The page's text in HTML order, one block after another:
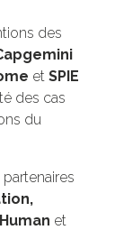
des
et SPIE
des cas
du
et